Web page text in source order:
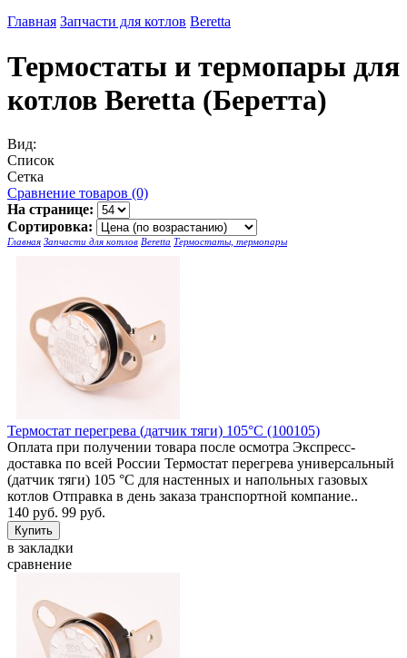
Главная Запчасти для котлов Beretta
Термостаты и термопары для
котлов Beretta (Беретта)
Вид:
Список
Сетка
Сравнение товаров (0)
На странице:
Сортировка:
Главная Запчасти для котлов Beretta Термостаты, термопары
Термостат перегрева (датчик тяги) 105°C (100105)
Оплата при получении товара после осмотра Экспресс-
доставка по всей России Термостат перегрева универсальный
(датчик тяги) 105 °C для настенных и напольных газовых
котлов Отправка в день заказа транспортной компание..
140 руб. 99 руб.
в закладки
сравнение